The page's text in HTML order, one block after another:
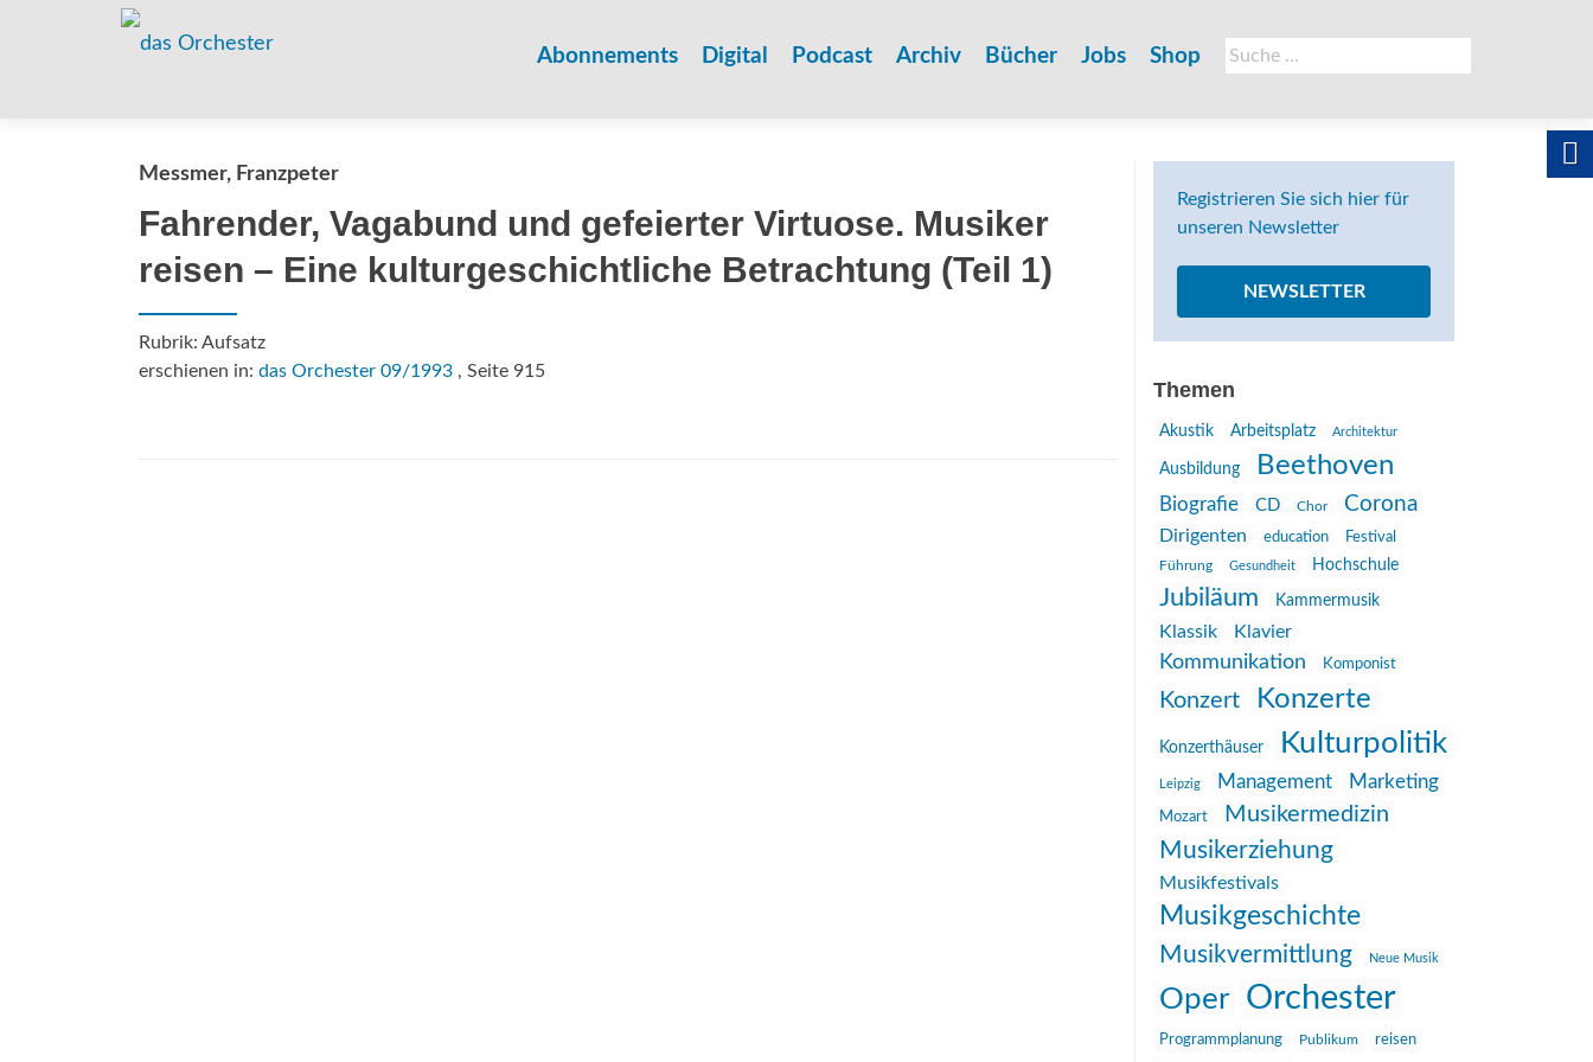
Suche
nach:
Abonnements Digital Podcast Archiv Bücher Jobs Shop
Messmer, Franzpeter
Fahrender, Vagabund und gefeierter Virtuose. Musiker
reisen – Eine kulturgeschichtliche Betrachtung (Teil 1)
Rubrik: Aufsatz
erschienen in: das Orchester 09/1993 , Seite 915
Registrieren Sie sich hier für
unseren Newsletter
NEWSLETTER
Themen
Akustik Arbeitsplatz Architektur
Ausbildung Beethoven
Biografie CD Chor Corona
Dirigenten education
Festival
Führung
Gesundheit Hochschule
Jubiläum Kammermusik
Klassik Klavier
Kommunikation Komponist
Konzert Konzerte
Konzerthäuser Kulturpolitik
Leipzig Management Marketing
Mozart Musikermedizin
Musikerziehung
Musikfestivals
Musikgeschichte
Musikvermittlung Neue Musik
Oper Orchester
Programmplanung Publikum reisen